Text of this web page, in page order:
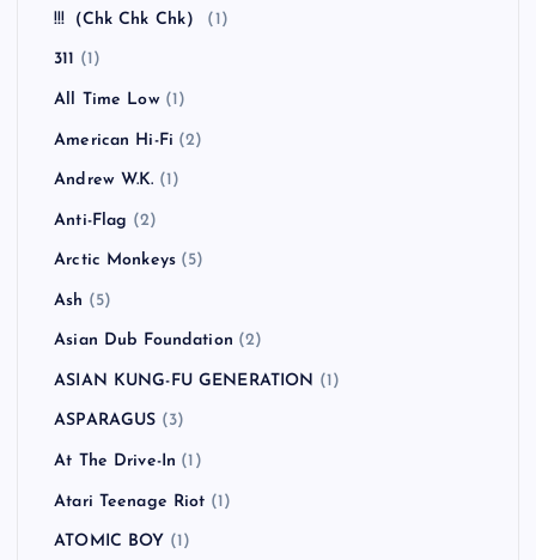
!!!（Chk Chk Chk） (1)
311 (1)
All Time Low(1)
American Hi-Fi (2)
Andrew W.K. (1)
Anti-Flag (2)
Arctic Monkeys (5)
Ash (5)
Asian Dub Foundation (2)
ASIAN KUNG-FU GENERATION (1)
ASPARAGUS (3)
At The Drive-In (1)
Atari Teenage Riot (1)
ATOMIC BOY (1)